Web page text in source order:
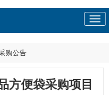
购公告
方便袋采购项目